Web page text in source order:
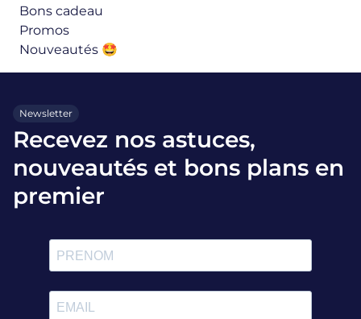
Bons cadeau
Promos
Nouveautés 🤩
Newsletter
Recevez nos astuces,
nouveautés et bons plans en
premier